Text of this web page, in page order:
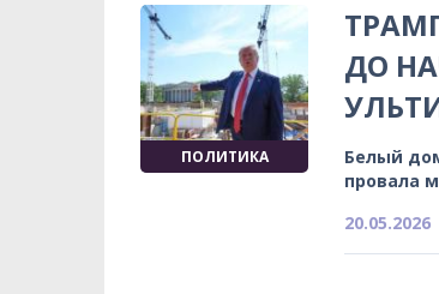
ПОЛИТИКА
ДО
Белый
провала
20.05.2026